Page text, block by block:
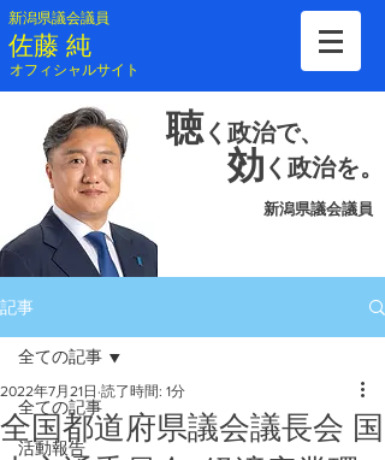
新潟県議会議員
​佐藤 純
​オフィシャルサイト
聴 く 政治で、
効 く 政治を。
新潟県議会議員
記事
全ての記事
活動報告
全ての記事
全国都道府県議会議長会 国
2022年7月21日 読了時間: 1分